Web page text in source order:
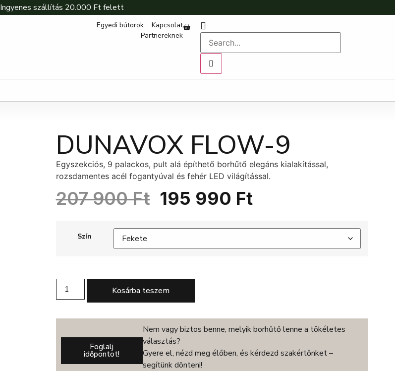
Ingyenes szállítás 20.000 Ft felett
Egyedi bútorok
Kapcsolat
Partnereknek
DUNAVOX FLOW-9
Egyszekciós, 9 palackos, pult alá építhető borhűtő elegáns kialakítással,
rozsdamentes acél fogantyúval és fehér LED világítással.
207 900Ft 195 990 Ft
Szín
Kosárba teszem
Foglalj
időpontot!
Nem vagy biztos benne, melyik borhűtő lenne a tökéletes
választás?
Gyere el, nézd meg élőben, és kérdezd szakértőnket –
segítünk dönteni!